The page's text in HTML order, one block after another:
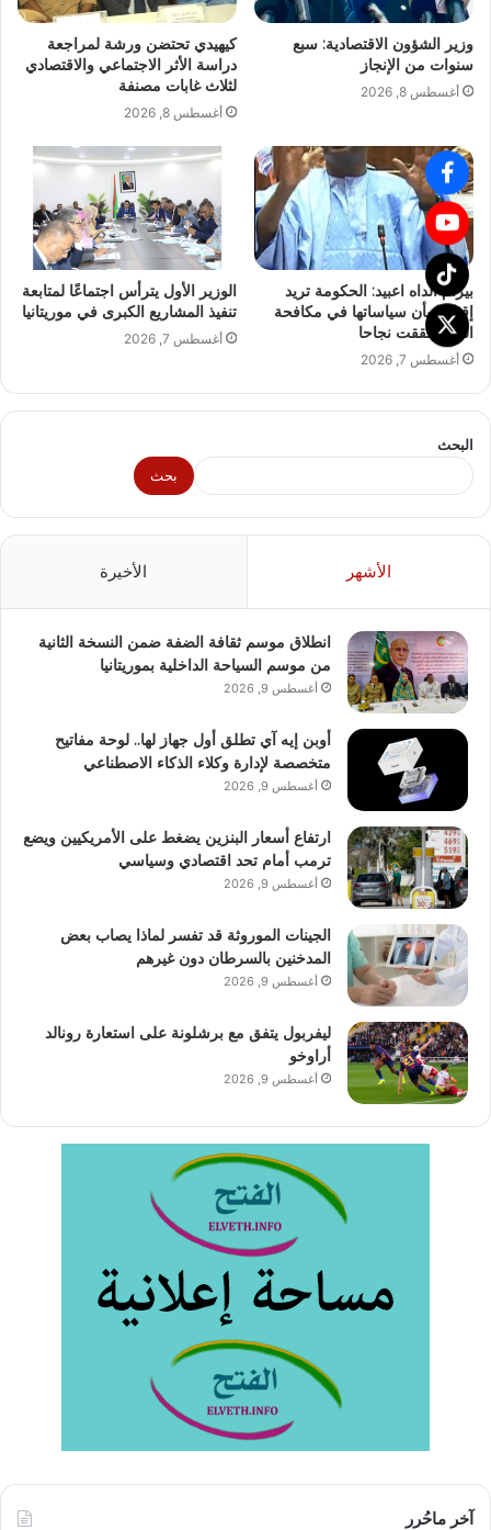
وزير الشؤون الاقتصادية: سبع
سنوات من الإنجاز
أغسطس 8, 2026
كيهيدي تحتضن ورشة لمراجعة
دراسة الأثر الاجتماعي والاقتصادي
لثلاث غابات مصنفة
أغسطس 8, 2026
بيرام الداه اعبيد: الحكومة تريد
إقناعنا بأن سياساتها في مكافحة
الفقر حققت نجاحا
أغسطس 7, 2026
الوزير الأول يترأس اجتماعًا لمتابعة
تنفيذ المشاريع الكبرى في موريتانيا
أغسطس 7, 2026
البحث
بحث
الأشهر الأخيرة
انطلاق موسم ثقافة الضفة ضمن النسخة الثانية
من موسم السياحة الداخلية بموريتانيا
أغسطس 9, 2026
أوبن إيه آي تطلق أول جهاز لها.. لوحة مفاتيح
متخصصة لإدارة وكلاء الذكاء الاصطناعي
أغسطس 9, 2026
ارتفاع أسعار البنزين يضغط على الأمريكيين ويضع
ترمب أمام تحد اقتصادي وسياسي
أغسطس 9, 2026
الجينات الموروثة قد تفسر لماذا يصاب بعض
المدخنين بالسرطان دون غيرهم
أغسطس 9, 2026
ليفربول يتفق مع برشلونة على استعارة رونالد
أراوخو
أغسطس 9, 2026
آخر ماحُرر